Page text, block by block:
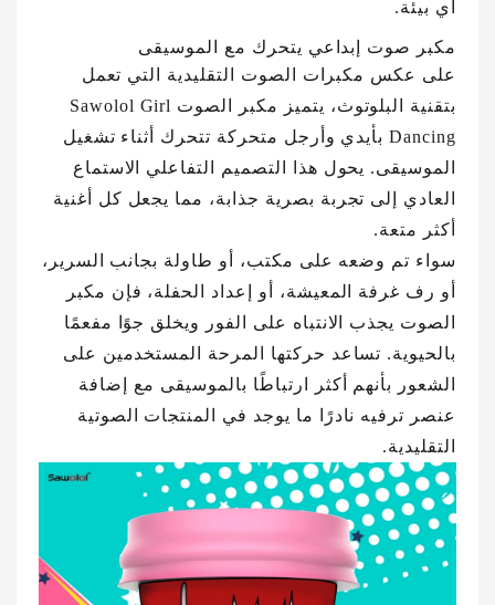
أي بيئة.
مكبر صوت إبداعي يتحرك مع الموسيقى
على عكس مكبرات الصوت التقليدية التي تعمل
بتقنية البلوتوث، يتميز مكبر الصوت Sawolol Girl
Dancing بأيدي وأرجل متحركة تتحرك أثناء تشغيل
الموسيقى. يحول هذا التصميم التفاعلي الاستماع
العادي إلى تجربة بصرية جذابة، مما يجعل كل أغنية
أكثر متعة.
سواء تم وضعه على مكتب، أو طاولة بجانب السرير،
أو رف غرفة المعيشة، أو إعداد الحفلة، فإن مكبر
الصوت يجذب الانتباه على الفور ويخلق جوًا مفعمًا
بالحيوية. تساعد حركتها المرحة المستخدمين على
الشعور بأنهم أكثر ارتباطًا بالموسيقى مع إضافة
عنصر ترفيه نادرًا ما يوجد في المنتجات الصوتية
التقليدية.